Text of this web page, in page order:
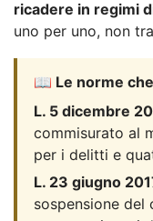
ricadere in regimi
uno per uno, non
📖 Le norme
L. 5 dicembre
commisurato al
per i delitti e
L. 23 giugno
sospensione del